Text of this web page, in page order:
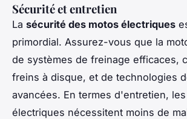
Sécurité et entretien
La sécurité des motos électriques
primordial. Assurez-vous que la
de systèmes de freinage efficaces,
freins à disque, et de technologies
avancées. En termes d'entretien,
électriques nécessitent moins de